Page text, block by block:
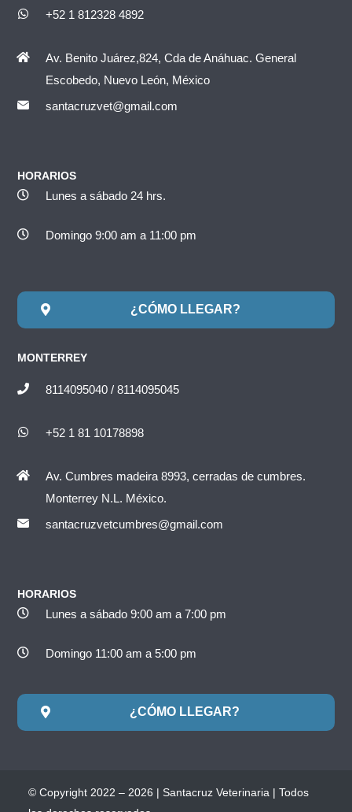
+52 1 812328 4892
Av. Benito Juárez,824, Cda de Anáhuac. General
Escobedo, Nuevo León, México
santacruzvet@gmail.com
HORARIOS
Lunes a sábado 24 hrs.
Domingo 9:00 am a 11:00 pm
¿CÓMO LLEGAR?
MONTERREY
8114095040 / 8114095045
+52 1 81 10178898
Av. Cumbres madeira 8993, cerradas de cumbres.
Monterrey N.L. México.
santacruzvetcumbres@gmail.com
HORARIOS
Lunes a sábado 9:00 am a 7:00 pm
Domingo 11:00 am a 5:00 pm
¿CÓMO LLEGAR?
© Copyright 2022 – 2026 | Santacruz Veterinaria | Todos